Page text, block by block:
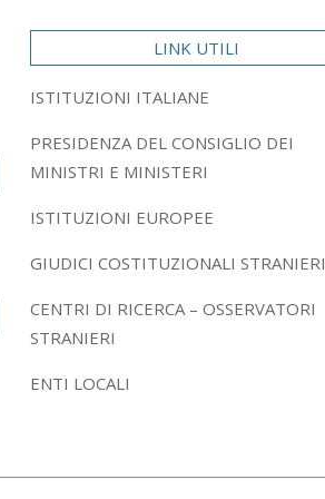
LINK UTILI
ISTITUZIONI ITALIANE
PRESIDENZA DEL CONSIGLIO DEI
MINISTRI E MINISTERI
ISTITUZIONI EUROPEE
GIUDICI COSTITUZIONALI STRANIERI
CENTRI DI RICERCA – OSSERVATORI
STRANIERI
ENTI LOCALI